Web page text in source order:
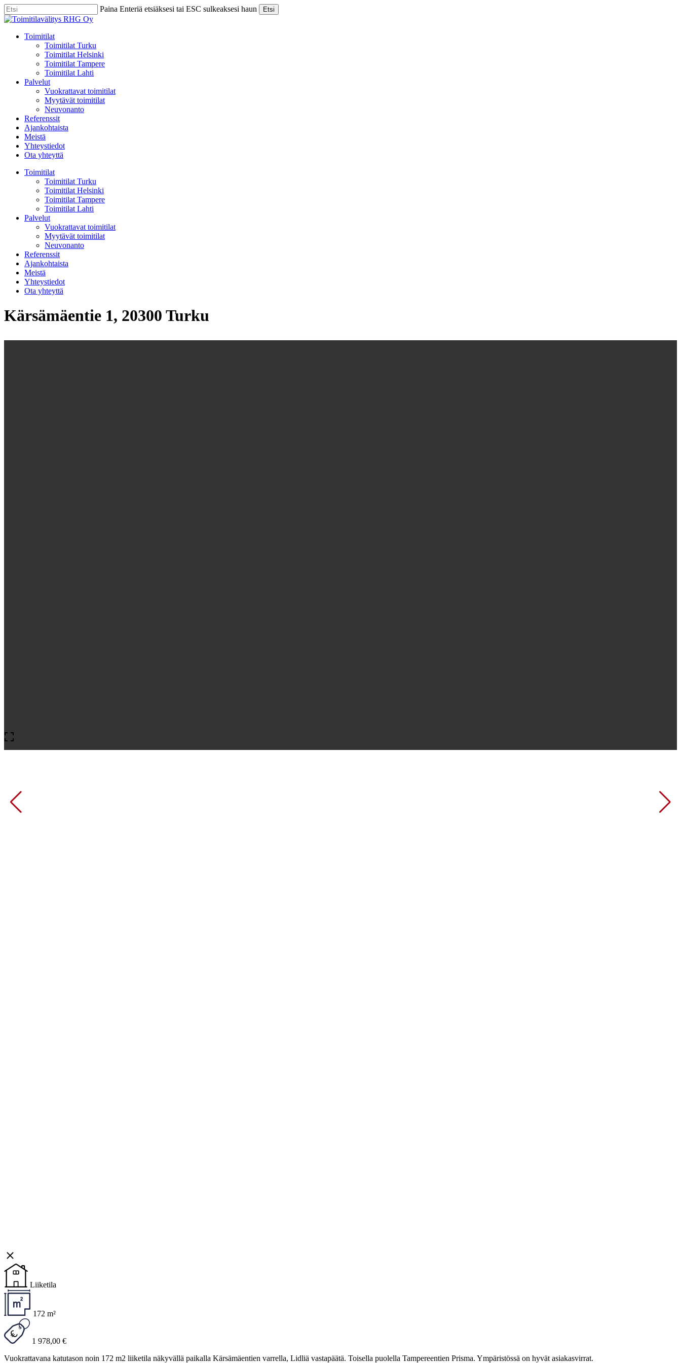
Skip
to
content
Paina Enteriä etsiäksesi tai ESC sulkeaksesi haun Etsi
Close
Menu
Toimitilat
Toimitilat Turku
Toimitilat Helsinki
Toimitilat Tampere
Toimitilat Lahti
Palvelut
Vuokrattavat toimitilat
Myytävät toimitilat
Neuvonanto
Referenssit
Ajankohtaista
Meistä
Yhteystiedot
Ota yhteyttä
Toimitilat
Toimitilat Turku
Toimitilat Helsinki
Toimitilat Tampere
Toimitilat Lahti
Palvelut
Vuokrattavat toimitilat
Myytävät toimitilat
Neuvonanto
Referenssit
Ajankohtaista
Meistä
Yhteystiedot
Ota yhteyttä
Kärsämäentie 1, 20300 Turku
Liiketila
172 m²
1 978,00 €
Vuokrattavana katutason noin 172 m2 liiketila näkyvällä paikalla Kärsämäentien varrella, Lidliä vastapäätä. Toisella puolella Tampereentien Prisma. Ympäristössä on hyvät asiakasvirrat.